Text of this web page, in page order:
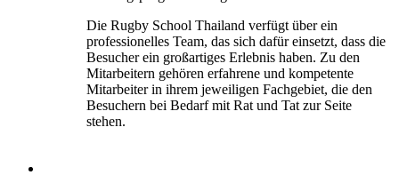
Die Rugby School Thailand verfügt über ein
professionelles Team, das sich dafür einsetzt, dass die
Besucher ein großartiges Erlebnis haben. Zu den
Mitarbeitern gehören erfahrene und kompetente
Mitarbeiter in ihrem jeweiligen Fachgebiet, die den
Besuchern bei Bedarf mit Rat und Tat zur Seite
stehen.